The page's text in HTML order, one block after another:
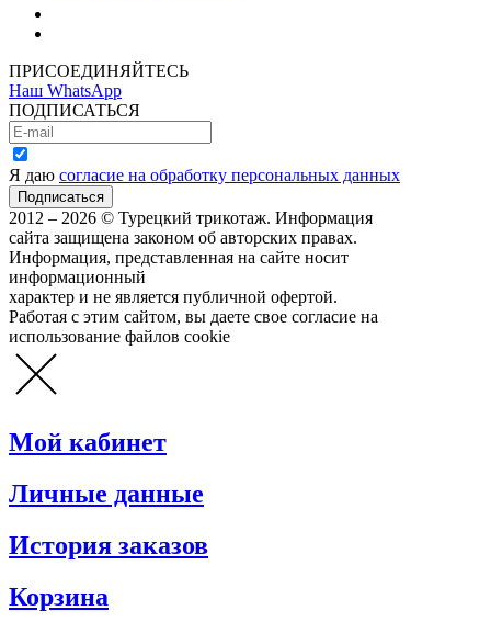
ПРИСОЕДИНЯЙТЕСЬ
Наш WhatsApp
ПОДПИСАТЬСЯ
Я даю согласие на обработку персональных данных
2012 – 2026 © Турецкий трикотаж. Информация
сайта защищена законом об авторских правах.
Информация, представленная на сайте носит
информационный
характер и не является публичной офертой.
Работая с этим сайтом, вы даете свое согласие на
использование файлов cookie
Мой кабинет
Личные данные
История заказов
Корзина